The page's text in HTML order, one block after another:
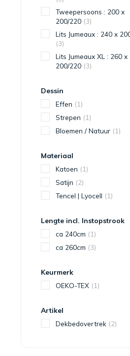
Tweepersoons : 200 x
200/220 (3)
Lits Jumeaux : 240 x
(3)
Lits Jumeaux XL : 260 x
200/220 (3)
Dessin
Effen (1)
Strepen (1)
Bloemen / Natuur (1)
Materiaal
Katoen (1)
Satijn (2)
Tencel | Lyocell (1)
Lengte incl. Instopstrook
ca 240cm (1)
ca 260cm (3)
Keurmerk
OEKO-TEX (1)
Artikel
Dekbedovertrek (2)